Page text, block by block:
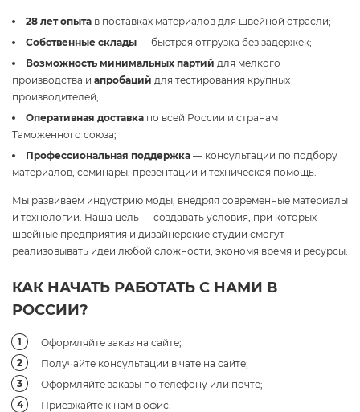
28 лет опыта в поставках материалов для швейной отрасли;
Собственные склады — быстрая отгрузка без задержек;
Возможность минимальных партий для мелкого
производства и апробаций для тестирования крупных
производителей;
Оперативная доставка по всей России и странам
Таможенного союза;
Профессиональная поддержка — консультации по подбору
материалов, семинары, презентации и техническая помощь.
Мы развиваем индустрию моды, внедряя современные материалы
и технологии. Наша цель — создавать условия, при которых
швейные предприятия и дизайнерские студии смогут
реализовывать идеи любой сложности, экономя время и ресурсы.
КАК НАЧАТЬ РАБОТАТЬ С НАМИ В
РОССИИ?
Оформляйте заказ на сайте;
Получайте консультации в чате на сайте;
Оформляйте заказы по телефону или почте;
Приезжайте к нам в офис.